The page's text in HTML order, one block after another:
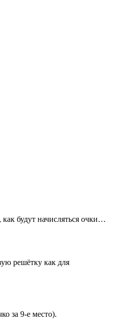
будут начисляться очки…
решётку как для
за 9-е место).